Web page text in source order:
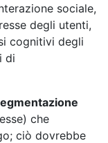
sociale,
degli utenti,
cognitivi degli
di
che
ciò dovrebbe